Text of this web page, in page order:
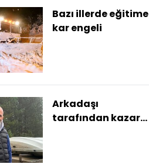
Bazı illerde eğitime
kar engeli
Arkadaşı
tarafından kazara